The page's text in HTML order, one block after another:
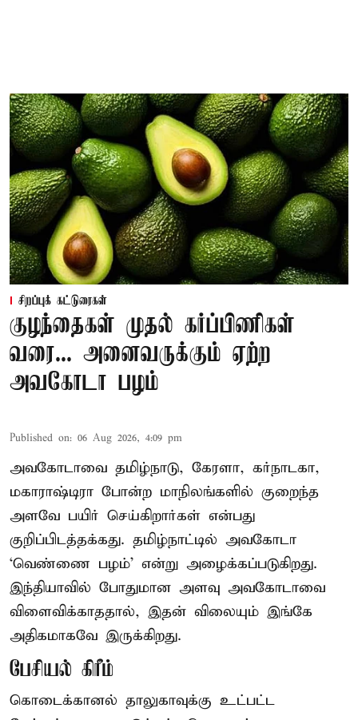
சிறப்புக் கட்டுரைகள்
குழந்தைகள் முதல் கர்ப்பிணிகள்
வரை... அனைவருக்கும் ஏற்ற
அவகோடா பழம்
Published on: 06 Aug 2026, 4:09 pm
அவகோடாவை தமிழ்நாடு, கேரளா, கர்நாடகா,
மகாராஷ்டிரா போன்ற மாநிலங்களில் குறைந்த
அளவே பயிர் செய்கிறார்கள் என்பது
குறிப்பிடத்தக்கது. தமிழ்நாட்டில் அவகோடா
‘வெண்ணை பழம்’ என்று அழைக்கப்படுகிறது.
இந்தியாவில் போதுமான அளவு அவகோடாவை
விளைவிக்காததால், இதன் விலையும் இங்கே
அதிகமாகவே இருக்கிறது.
பேசியல் கிரீம்
கொடைக்கானல் தாலுகாவுக்கு உட்பட்ட